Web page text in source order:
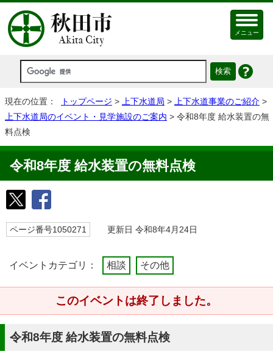
メニュー
現在の位置： トップページ > 上下水道局 > 上下水道事業のご紹介 >
上下水道局のイベント・見学施設のご案内 > 令和8年度 給水装置の無
料点検
令和8年度 給水装置の無料点検
ページ番号1050271 更新日 令和8年4月24日
イベントカテゴリ： 相談 その他
このイベントは終了しました。
令和8年度 給水装置の無料点検